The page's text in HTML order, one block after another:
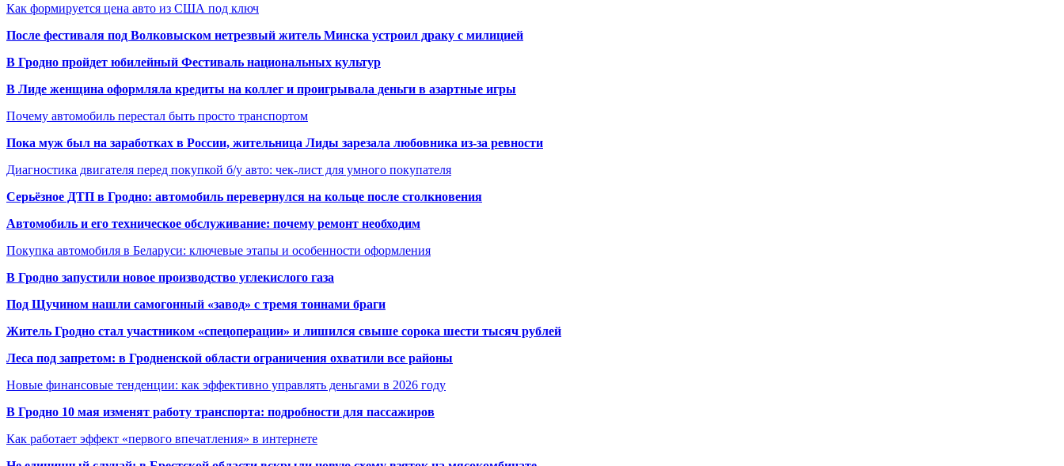
Как формируется цена авто из США под ключ
После фестиваля под Волковыском нетрезвый житель Минска устроил драку с милицией
В Гродно пройдет юбилейный Фестиваль национальных культур
В Лиде женщина оформляла кредиты на коллег и проигрывала деньги в азартные игры
Почему автомобиль перестал быть просто транспортом
Пока муж был на заработках в России, жительница Лиды зарезала любовника из-за ревности
Диагностика двигателя перед покупкой б/у авто: чек-лист для умного покупателя
Серьёзное ДТП в Гродно: автомобиль перевернулся на кольце после столкновения
Автомобиль и его техническое обслуживание: почему ремонт необходим
Покупка автомобиля в Беларуси: ключевые этапы и особенности оформления
В Гродно запустили новое производство углекислого газа
Под Щучином нашли самогонный «завод» с тремя тоннами браги
Житель Гродно стал участником «спецоперации» и лишился свыше сорока шести тысяч рублей
Леса под запретом: в Гродненской области ограничения охватили все районы
Новые финансовые тенденции: как эффективно управлять деньгами в 2026 году
В Гродно 10 мая изменят работу транспорта: подробности для пассажиров
Как работает эффект «первого впечатления» в интернете